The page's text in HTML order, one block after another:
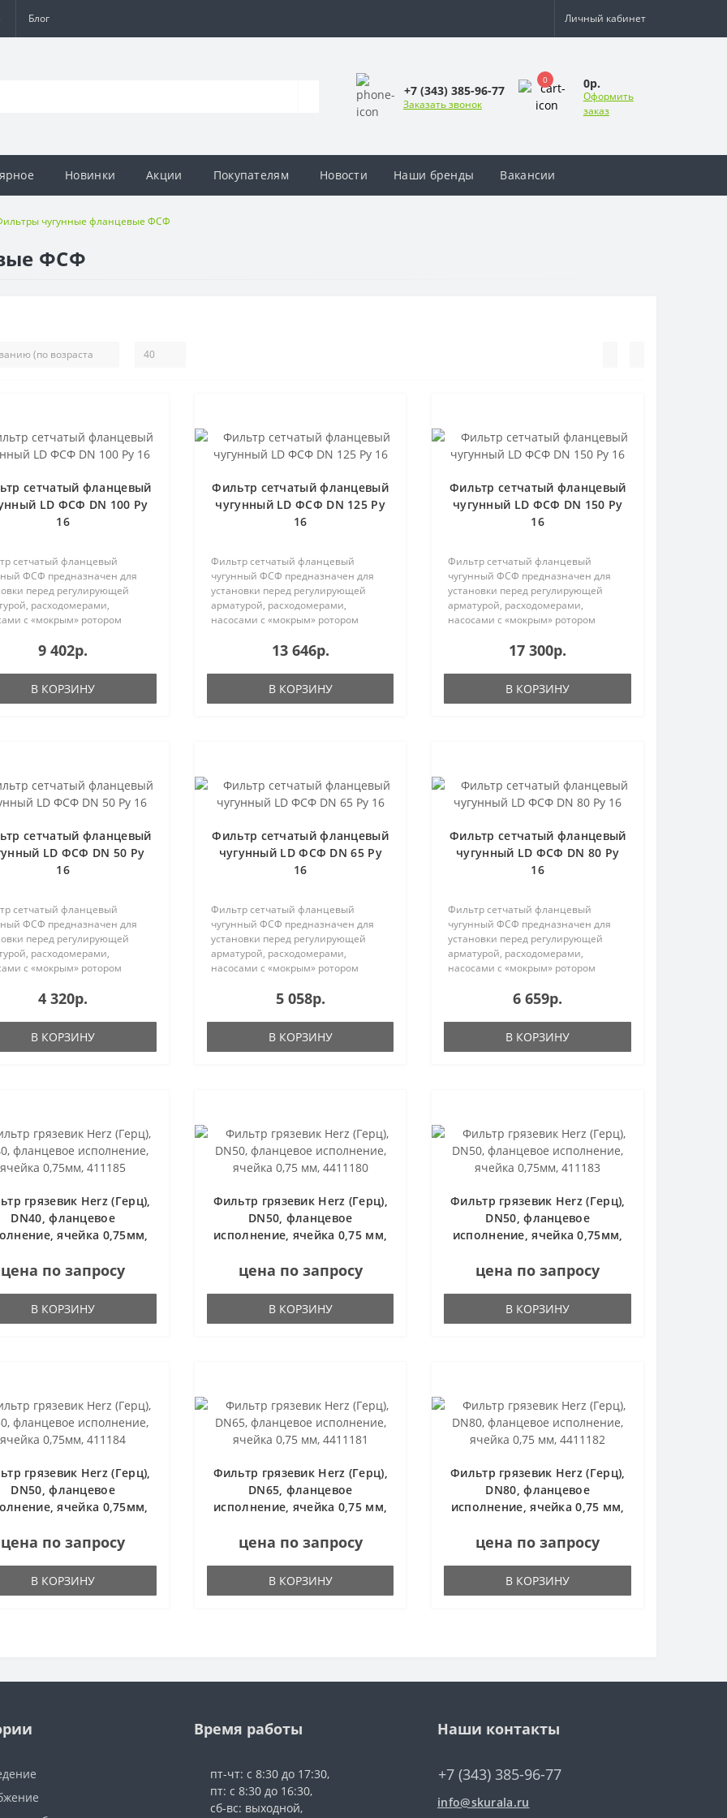
Блог Личный кабинет
+7 (343) 385-96-77
Заказать звонок
0 0р.
Оформить
заказ
Новинки Акции Покупателям Новости Наши бренды Вакансии
чугунные фланцевые ФСФ
ФСФ
сетчатый фланцевый
LD ФСФ DN 100 Ру
16
сетчатый фланцевый
ФСФ предназначен для
перед регулирующей
расходомерами,
с «мокрым» ротором
9 402р.
В КОРЗИНУ
Фильтр сетчатый фланцевый
чугунный LD ФСФ DN 125 Ру
16
Фильтр сетчатый фланцевый
чугунный ФСФ предназначен для
установки перед регулирующей
арматурой, расходомерами,
насосами с «мокрым» ротором
13 646р.
В КОРЗИНУ
Фильтр сетчатый фланцевый
чугунный LD ФСФ DN 150 Ру
16
Фильтр сетчатый фланцевый
чугунный ФСФ предназначен для
установки перед регулирующей
арматурой, расходомерами,
насосами с «мокрым» ротором
17 300р.
В КОРЗИНУ
сетчатый фланцевый
LD ФСФ DN 50 Ру
16
сетчатый фланцевый
ФСФ предназначен для
перед регулирующей
расходомерами,
с «мокрым» ротором
4 320р.
В КОРЗИНУ
Фильтр сетчатый фланцевый
чугунный LD ФСФ DN 65 Ру
16
Фильтр сетчатый фланцевый
чугунный ФСФ предназначен для
установки перед регулирующей
арматурой, расходомерами,
насосами с «мокрым» ротором
5 058р.
В КОРЗИНУ
Фильтр сетчатый фланцевый
чугунный LD ФСФ DN 80 Ру
16
Фильтр сетчатый фланцевый
чугунный ФСФ предназначен для
установки перед регулирующей
арматурой, расходомерами,
насосами с «мокрым» ротором
6 659р.
В КОРЗИНУ
грязевик Herz (Герц),
DN40, фланцевое
ячейка 0,75мм,
цена по запросу
В КОРЗИНУ
Фильтр грязевик Herz (Герц),
DN50, фланцевое
исполнение, ячейка 0,75 мм,
цена по запросу
В КОРЗИНУ
Фильтр грязевик Herz (Герц),
DN50, фланцевое
исполнение, ячейка 0,75мм,
цена по запросу
В КОРЗИНУ
грязевик Herz (Герц),
DN50, фланцевое
ячейка 0,75мм,
цена по запросу
В КОРЗИНУ
Фильтр грязевик Herz (Герц),
DN65, фланцевое
исполнение, ячейка 0,75 мм,
цена по запросу
В КОРЗИНУ
Фильтр грязевик Herz (Герц),
DN80, фланцевое
исполнение, ячейка 0,75 мм,
цена по запросу
В КОРЗИНУ
Время работы
пт-чт: с 8:30 до 17:30,
пт: с 8:30 до 16:30,
сб-вс: выходной,
Наши контакты
+7 (343) 385-96-77
info@skurala.ru